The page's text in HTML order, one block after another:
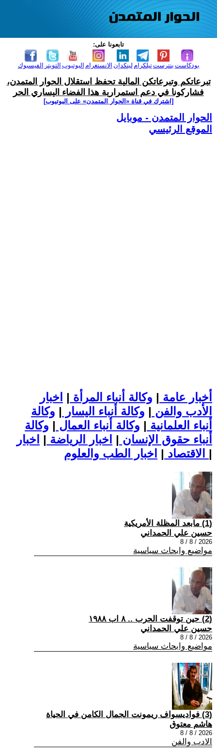
تابعونا على:
الفيسبوك التويتر اليوتيوب الانستغرام لينكدإن تيلكرامبنترست بودكاست
تبرعاتكم وتبرعاتكن المالية تحفظ استقلال الحوار المتمدن،
فشاركونا في دعم استمرارية هذا الفضاء اليساري الحر
[اشترك في قناة ‫«الحوار المتمدن» على اليوتيوب]
الحوار المتمدن - موبايل
الموقع الرئيسي
أخبار عامة | وكالة أنباء المرأة | اخبار
الأدب والفن | وكالة أنباء اليسار | وكالة
أنباء العلمانية | وكالة أنباء العمال | وكالة
أنباء حقوق الإنسان | اخبار الرياضة | اخبار
الاقتصاد | |
(1) مابعد المظلة الأمريكية
حسين علي الحمداني
2026 / 8 / 8
مواضيع وابحاث سياسية
(2) حين توقفت الحرب .. ٨ اب ١٩٨٨
حسين علي الحمداني
2026 / 8 / 8
مواضيع وابحاث سياسية
(3) فواديسواف ريمونت الجمال الكامن في الحياة
هاشم معتوق
2026 / 8 / 8
الادب والفن